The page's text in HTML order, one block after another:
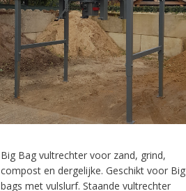
Big Bag vultrechter voor zand, grind,
compost en dergelijke. Geschikt voor Big
bags met vulslurf. Staande vultrechter